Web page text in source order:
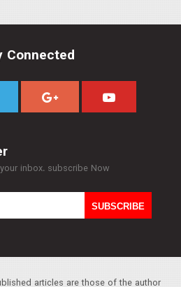
Connected
inbox. subscribe Now
articles are those of the author